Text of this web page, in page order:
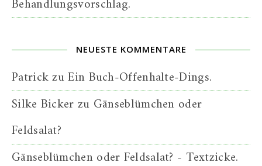
Behandlungsvorschlag.
NEUESTE KOMMENTARE
PatrickzuEin Buch-Offenhalte-Dings.
Silke Bickerzu Gänseblümchen oder
Feldsalat?
Gänseblümchen oder Feldsalat? - Textzicke.